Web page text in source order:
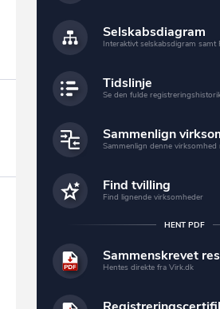
Selskabsdiagram
Interaktivt selskabsdigram samt
Tidslinje
Se den fulde
Sammenlign
Sammenlign denne virksomhed
Find tvilling
Find lignende virksomheder
HENT PDF
Sammenskrevet
Hentes direkte fra Virk.dk